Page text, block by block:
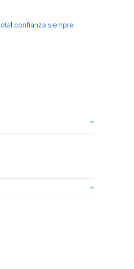
confianza siempre